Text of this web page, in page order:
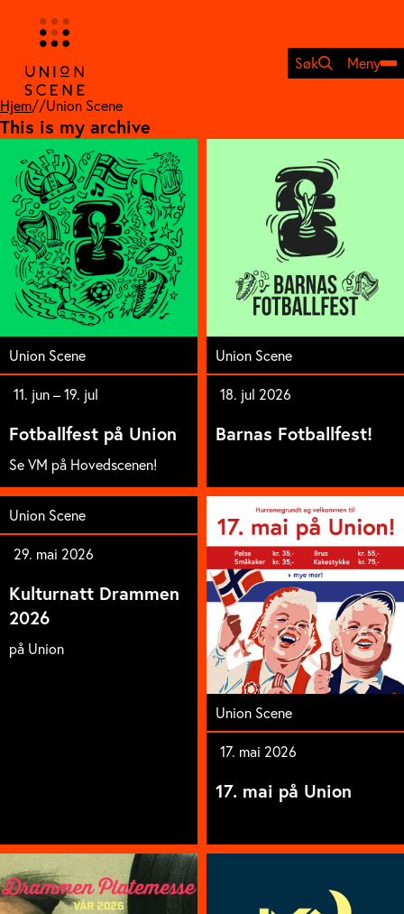
innhold
Søk
Meny
Hjem//Union Scene
This is my archive
Union Scene
11. jun – 19. jul
Fotballfest på Union
Se VM på Hovedscenen!
Union Scene
18. jul 2026
Barnas Fotballfest!
Union Scene
29. mai 2026
Kulturnatt Drammen
2026
på Union
Union Scene
17. mai 2026
17. mai på Union